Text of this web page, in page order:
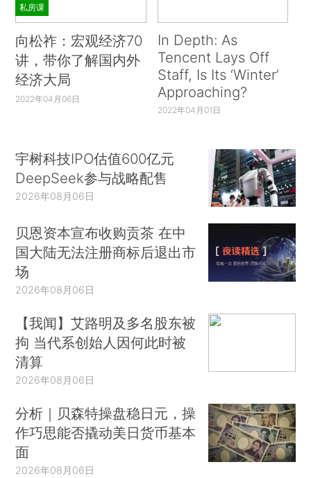
私房课
向松祚：宏观经济70
讲，带你了解国内外
经济大局
2022年04月06日
In Depth: As
Tencent Lays Off
Staff, Is Its ‘Winter’
Approaching?
2022年04月01日
宇树科技IPO估值600亿元
DeepSeek参与战略配售
2026年08月06日
贝恩资本宣布收购贡茶 在中
国大陆无法注册商标后退出市
场
2026年08月06日
【我闻】艾路明及多名股东被
拘 当代系创始人因何此时被
清算
2026年08月06日
分析｜贝森特操盘稳日元，操
作巧思能否撬动美日货币基本
面
2026年08月06日